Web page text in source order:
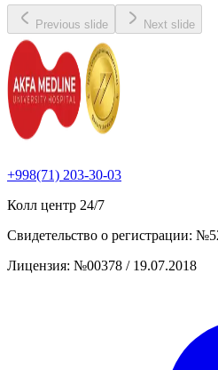
Previous slide Next slide
+998(71) 203-30-03
Колл центр 24/7
Свидетельство о регистрации:
Лицензия: №00378 / 19.07.2018